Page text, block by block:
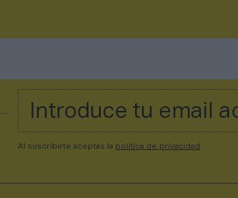
Al suscribirte aceptas la política de privacidad